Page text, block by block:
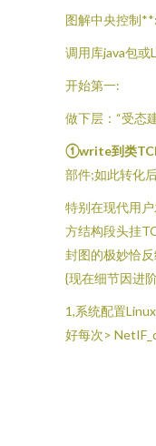
图解中央控制
调用库java包
开始第一:
做下层：“受态
①write到类
部件;如此转化
特别在现代用
方结构段头挂
封图的极妙恰
{现在细节因进
1,系统配置
好每次>